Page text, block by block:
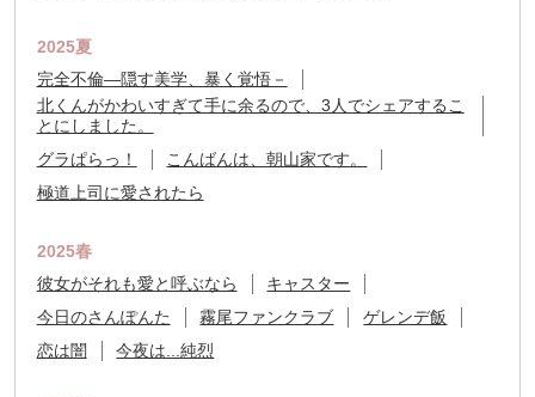
2025夏
完全不倫―隠す美学、暴く覚悟－
北くんがかわいすぎて手に余るので、3人でシェアするこ
とにしました。
グラぱらっ！
こんばんは、朝山家です。
極道上司に愛されたら
2025春
彼女がそれも愛と呼ぶなら
キャスター
今日のさんぽんた
霧尾ファンクラブ
ゲレンデ飯
恋は闇
今夜は...純烈